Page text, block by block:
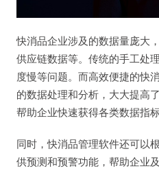
快消品企业涉及的数据量庞大
供应链数据等。传统的手工处
度慢等问题。而高效便捷的快
的数据处理和分析，大大提高
帮助企业快速获得各类数据指
同时，快消品管理软件还可以
供预测和预警功能，帮助企业